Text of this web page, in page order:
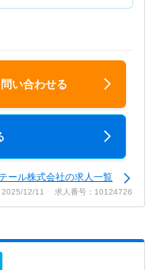
い合わせる
ール株式会社の求人一覧
2025/12/11 求人番号：10124726